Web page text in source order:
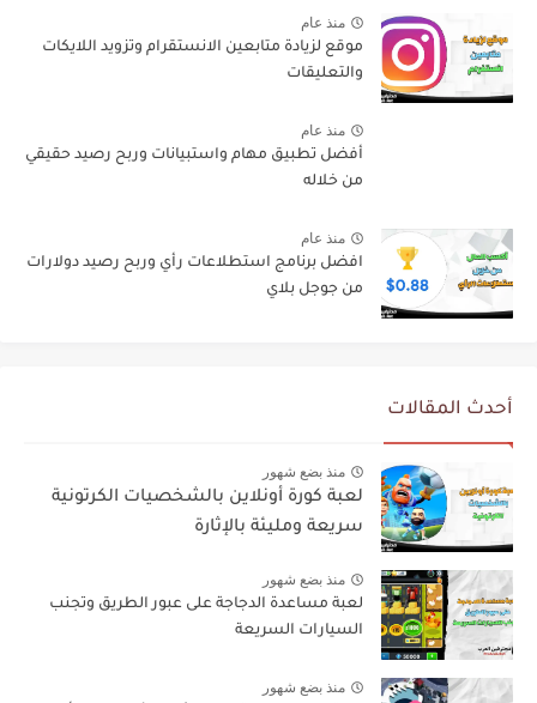
منذ عام
موقع لزيادة متابعين الانستقرام وتزويد اللايكات
والتعليقات
منذ عام
أفضل تطبيق مهام واستبيانات وربح رصيد حقيقي
من خلاله
منذ عام
افضل برنامج استطلاعات رأي وربح رصيد دولارات
من جوجل بلاي
أحدث المقالات
منذ بضع شهور
لعبة كورة أونلاين بالشخصيات الكرتونية
سريعة ومليئة بالإثارة
منذ بضع شهور
لعبة مساعدة الدجاجة على عبور الطريق وتجنب
السيارات السريعة
منذ بضع شهور